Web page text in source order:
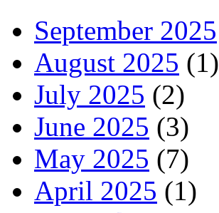
September 2025
August 2025 (1)
July 2025 (2)
June 2025 (3)
May 2025 (7)
April 2025 (1)